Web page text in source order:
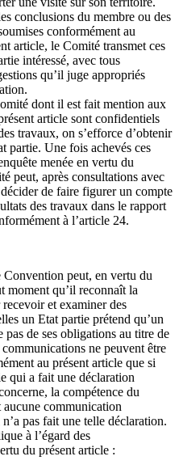
conclusions du membre ou des
conformément au
article, le Comité transmet ces
intéressé, avec tous
qu’il juge appropriés
dont il est fait mention aux
article sont confidentiels
travaux, on s’efforce d’obtenir
partie. Une fois achevés ces
menée en vertu du
peut, après consultations avec
de faire figurer un compte
des travaux dans le rapport
à l’article 24.
Convention peut, en vertu du
moment qu’il reconnaît la
et examiner des
un Etat partie prétend qu’un
pas de ses obligations au titre de
ne peuvent être
au présent article que si
qui a fait une déclaration
la compétence du
communication
pas fait une telle déclaration.
à l’égard des
du présent article :